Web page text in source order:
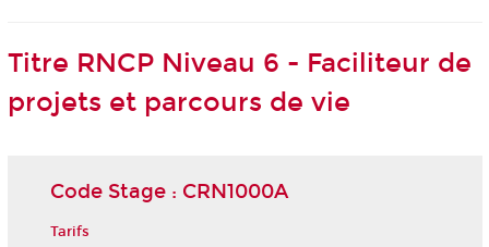
Titre RNCP Niveau 6 - Faciliteur de
projets et parcours de vie
Code Stage : CRN1000A
Tarifs